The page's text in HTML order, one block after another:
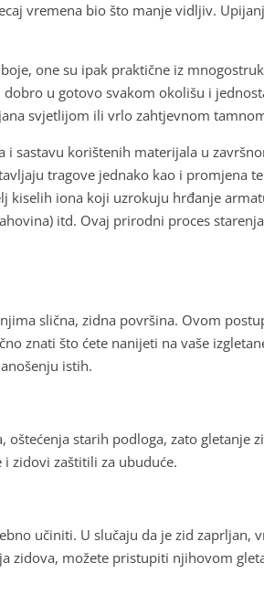
vremena bio što manje vidljiv.
one su ipak praktične iz
u gotovo svakom okolišu i
svjetlijom ili vrlo zahtjevnom
sastavu korištenih materijala u
tragove jednako kao i promjena
iona koji uzrokuju hrđanje
itd. Ovaj prirodni proces
slična, zidna površina. Ovom
znati što ćete nanijeti na vaše
istih.
starih podloga, zato gletanje
zidovi zaštitili za ubuduće.
učiniti. U slučaju da je zid zaprljan,
zidova, možete pristupiti njihovom